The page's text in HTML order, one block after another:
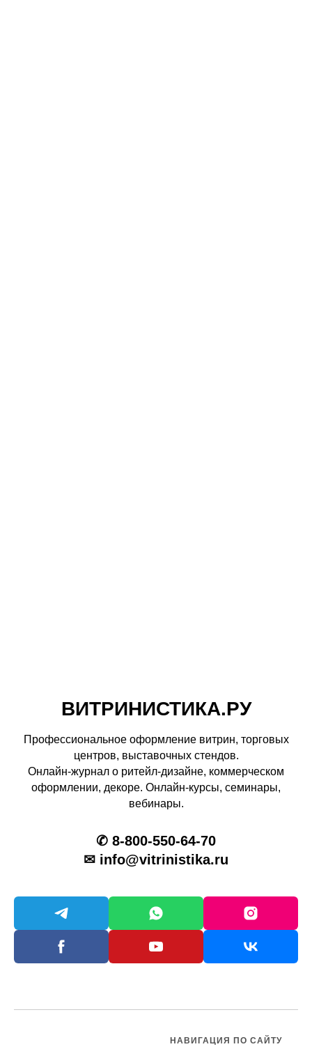
ВИТРИНИСТИКА.РУ
Профессиональное оформление витрин, торговых
центров, выставочных стендов.
Онлайн-журнал о ритейл-дизайне, коммерческом
оформлении, декоре. Онлайн-курсы, семинары,
вебинары.
✆ 8-800-550-64-70
✉ info@vitrinistika.ru
НАВИГАЦИЯ ПО САЙТУ